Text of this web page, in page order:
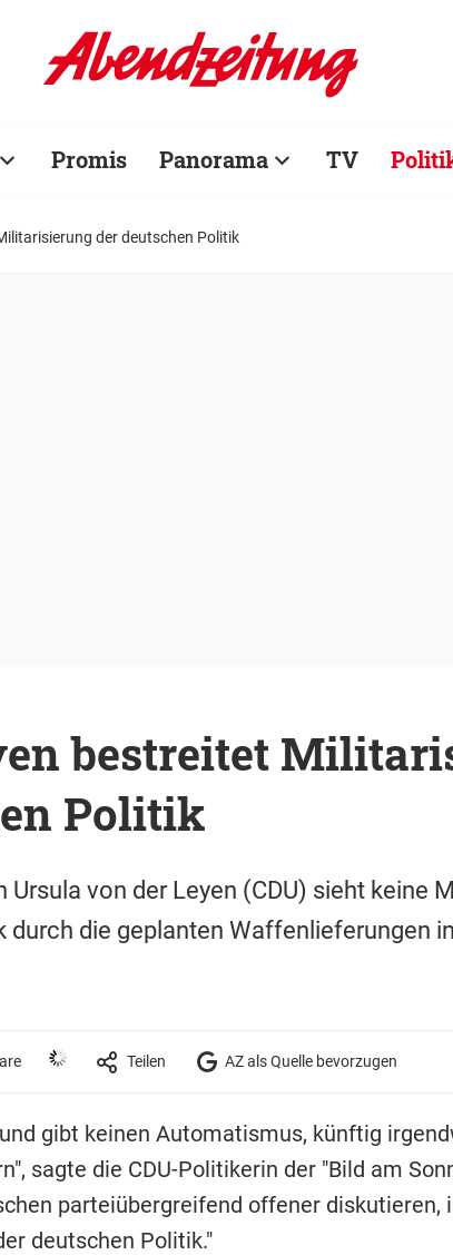
Promis Panorama TV
der deutschen Politik
bestreitet
Politik
von der Leyen (CDU) sieht keine
die geplanten Waffenlieferungen
Teilen AZ als Quelle bevorzugen
gibt keinen Automatismus, künftig
sagte die CDU-Politikerin der "Bild am
parteiübergreifend offener diskutieren,
deutschen Politik."